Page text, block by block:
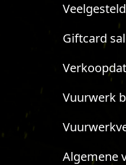
Giftcard
Vuurwerk
Algemene